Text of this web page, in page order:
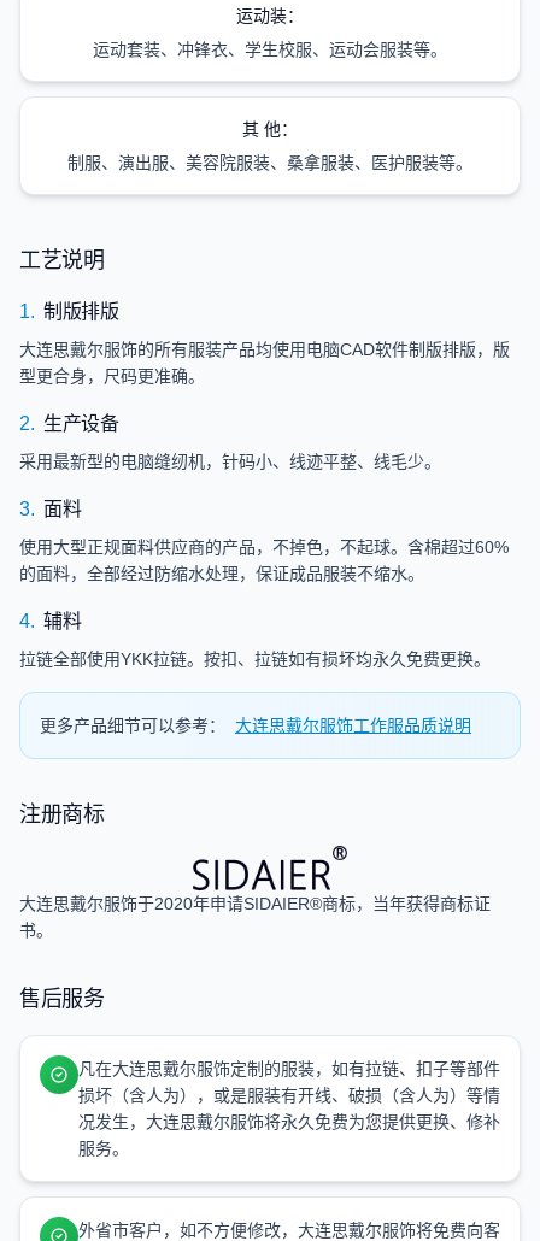
运动装：
运动套装、冲锋衣、学生校服、运动会服装等。
其 他：
制服、演出服、美容院服装、桑拿服装、医护服装等。
工艺说明
1. 制版排版
大连思戴尔服饰的所有服装产品均使用电脑CAD软件制版排版，版
型更合身，尺码更准确。
2. 生产设备
采用最新型的电脑缝纫机，针码小、线迹平整、线毛少。
3. 面料
使用大型正规面料供应商的产品，不掉色，不起球。含棉超过60%
的面料，全部经过防缩水处理，保证成品服装不缩水。
4. 辅料
拉链全部使用YKK拉链。按扣、拉链如有损坏均永久免费更换。
更多产品细节可以参考： 大连思戴尔服饰工作服品质说明
注册商标
大连思戴尔服饰于2020年申请SIDAIER®商标，当年获得商标证
书。
售后服务
凡在大连思戴尔服饰定制的服装，如有拉链、扣子等部件
损坏（含人为），或是服装有开线、破损（含人为）等情
况发生，大连思戴尔服饰将永久免费为您提供更换、修补
服务。
外省市客户，如不方便修改，大连思戴尔服饰将免费向客